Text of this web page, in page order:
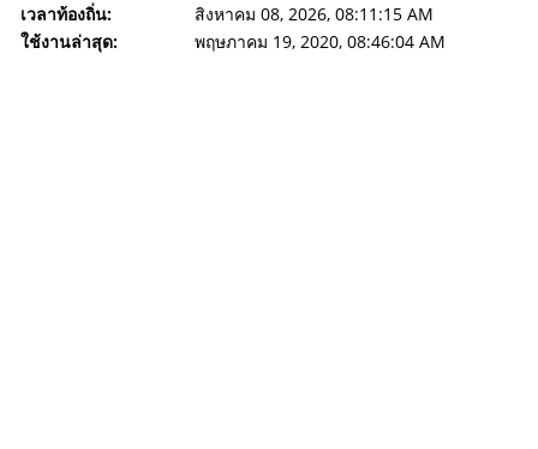
เวลาท้องถิ่น:
สิงหาคม 08, 2026, 08:11:15 AM
ใช้งานล่าสุด:
พฤษภาคม 19, 2020, 08:46:04 AM